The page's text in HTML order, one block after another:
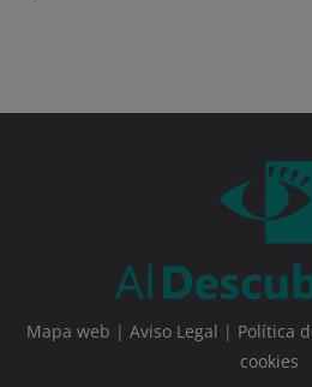
Mapa web | Aviso Legal | Política
cookies